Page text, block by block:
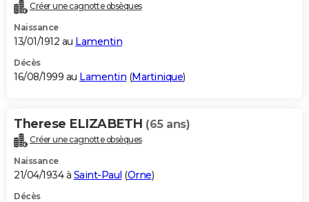
Créer une cagnotte obsèques
Naissance
13/01/1912 au Lamentin
Décès
16/08/1999 au Lamentin (Martinique)
Therese ELIZABETH (65 ans)
Créer une cagnotte obsèques
Naissance
21/04/1934 à Saint-Paul (Orne)
Décès